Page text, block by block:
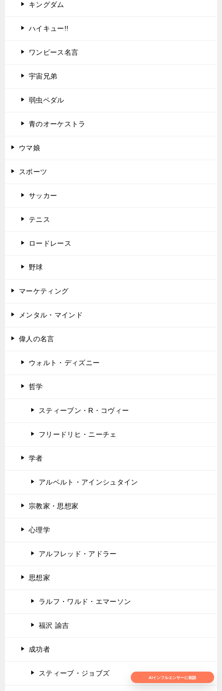
キングダム
ハイキュー!!
ワンピース名言
宇宙兄弟
弱虫ペダル
青のオーケストラ
ウマ娘
スポーツ
サッカー
テニス
ロードレース
野球
マーケティング
メンタル・マインド
偉人の名言
ウォルト・ディズニー
哲学
スティーブン・R・コヴィー
フリードリヒ・ニーチェ
学者
アルベルト・アインシュタイン
宗教家・思想家
心理学
アルフレッド・アドラー
思想家
ラルフ・ワルド・エマーソン
福沢 諭吉
成功者
スティーブ・ジョブズ
AIインフルエンサーに相談